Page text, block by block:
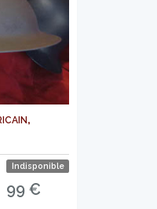
Indisponible
99 €